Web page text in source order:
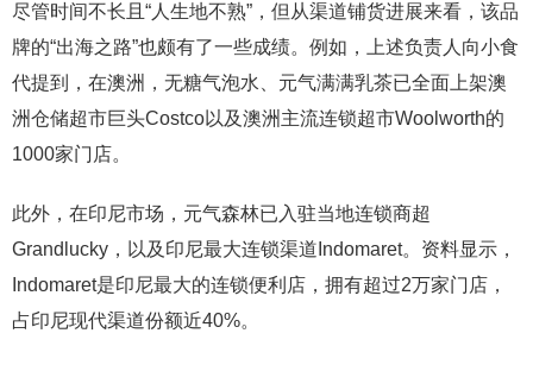
尽管时间不长且“人生地不熟”，但从渠道铺货进展来看，该品
牌的“出海之路”也颇有了一些成绩。例如，上述负责人向小食
代提到，在澳洲，无糖气泡水、元气满满乳茶已全面上架澳
洲仓储超市巨头Costco以及澳洲主流连锁超市Woolworth的
1000家门店。
此外，在印尼市场，元气森林已入驻当地连锁商超
Grandlucky，以及印尼最大连锁渠道Indomaret。资料显示，
Indomaret是印尼最大的连锁便利店，拥有超过2万家门店，
占印尼现代渠道份额近40%。